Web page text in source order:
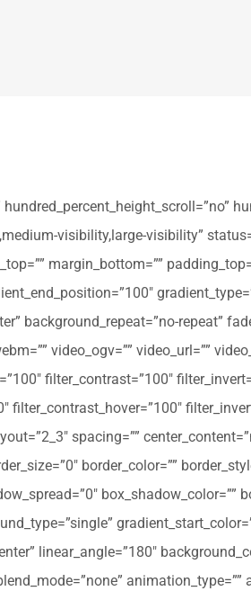
visibility,large-visibility”
margin_bottom=””
background_repeat=”no-repeat”
video_ogv=”” video_url=””
filter_contrast=”100″
spacing=””
border_color=””
box_shadow_color=””
linear_angle=”180″